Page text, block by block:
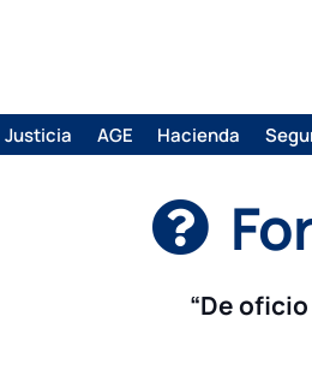
Justicia AGE Hacienda
“De